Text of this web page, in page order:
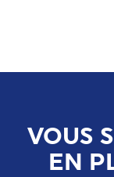
VOUS
EN